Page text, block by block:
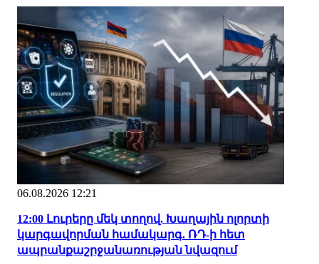
06.08.2026 12:21
12:00 Լուրերը մեկ տողով. Խաղային ոլորտի
կարգավորման համակարգ. ՌԴ-ի հետ
ապրանքաշրջանառության նվազում